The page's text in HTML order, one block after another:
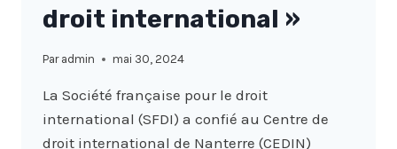
droit international »
Par admin mai 30, 2024
La Société française pour le droit
international (SFDI) a confié au Centre de
droit international de Nanterre (CEDIN)